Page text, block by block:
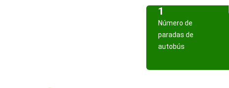
1
Número de
paradas de
autobús